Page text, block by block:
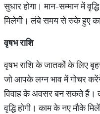
सुधार होगा। मान-सम्मान में
मिलेगी। लंबे समय से रुके हुए
वृषभ राशि
वृषभ राशि के जातकों के लिए
जो आपके लग्न भाव में गोचर
विवाह के अवसर बन सकते हैं।
वृद्धि होगी। काम के नए मौके